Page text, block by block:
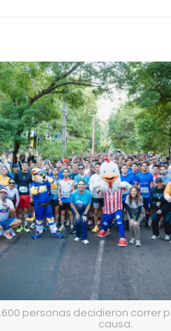
personas decidieron correr
causa.